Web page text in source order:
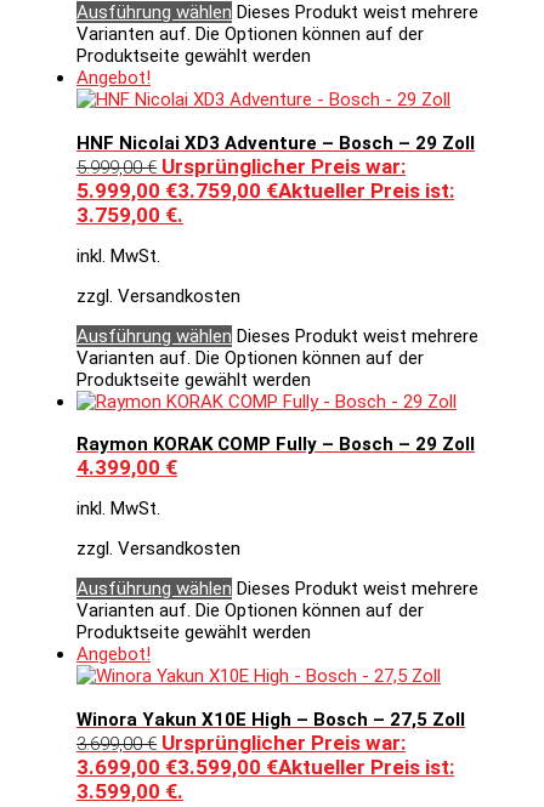
Ausführung wählen Dieses Produkt weist mehrere
Varianten auf. Die Optionen können auf der
Produktseite gewählt werden
Angebot!
HNF Nicolai XD3 Adventure – Bosch – 29 Zoll
5.999,00€ Ursprünglicher Preis war:
5.999,00 €3.759,00 €Aktueller Preis ist:
3.759,00 €.
inkl. MwSt.
zzgl. Versandkosten
Ausführung wählen Dieses Produkt weist mehrere
Varianten auf. Die Optionen können auf der
Produktseite gewählt werden
Raymon KORAK COMP Fully – Bosch – 29 Zoll
4.399,00 €
inkl. MwSt.
zzgl. Versandkosten
Ausführung wählen Dieses Produkt weist mehrere
Varianten auf. Die Optionen können auf der
Produktseite gewählt werden
Angebot!
Winora Yakun X10E High – Bosch – 27,5 Zoll
3.699,00€ Ursprünglicher Preis war:
3.699,00 €3.599,00 €Aktueller Preis ist:
3.599,00 €.